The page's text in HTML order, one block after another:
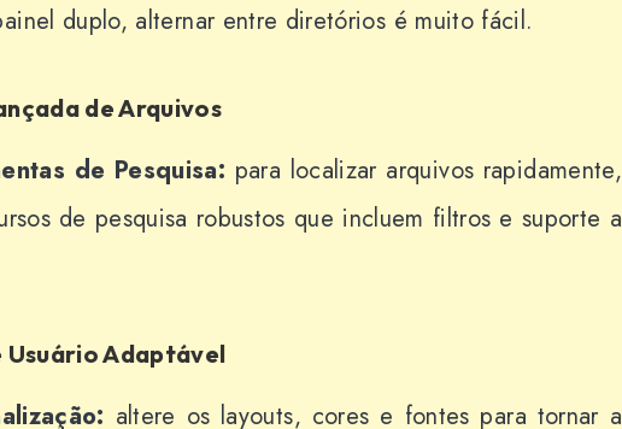
duplo, alternar entre diretórios é muito fácil.
de Arquivos
de Pesquisa: para localizar arquivos rapidamente,
de pesquisa robustos que incluem filtros e suporte a
Adaptável
altere os layouts, cores e fontes para tornar a